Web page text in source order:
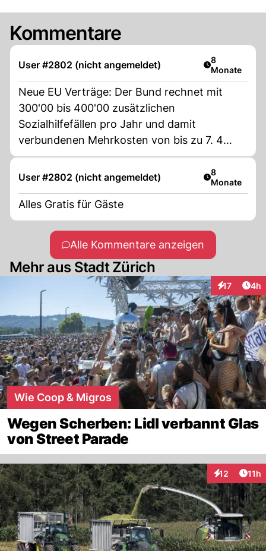
Kommentare
User #2802 (nicht angemeldet) Artikel
8
Monate
Neue EU Verträge: Der Bund rechnet mit
300'00 bis 400'00 zusätzlichen
Sozialhilfefällen pro Jahr und damit
verbundenen Mehrkosten von bis zu 7. 4
Milliarden Franken. Dazu erwartet er
Mehrausgaben von rund 700 Millionen pro
Jahr für zusätzliche Ergänzungsleistungen
und bis zu 220 Millionen pro Jahr für
zusätzliche Anmeldungen registrierter
Arbeitsloser
User #2802 (nicht angemeldet) Artikel
8
Monate
Alles Gratis für Gäste
Alle Kommentare anzeigen
Mehr aus Stadt Zürich
17 4h
Wie Coop & Migros
Wegen Scherben: Lidl verbannt Glas
von Street Parade
12
Interaktionen
11h